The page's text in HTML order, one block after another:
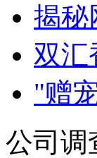
揭秘
双汇
"赠
公司调